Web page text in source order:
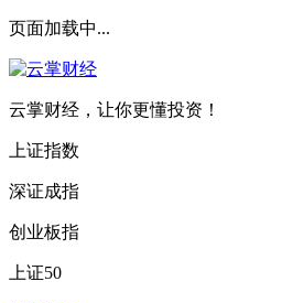
页面加载中...
云掌财经，让你更懂投资！
上证指数
深证成指
创业板指
上证50